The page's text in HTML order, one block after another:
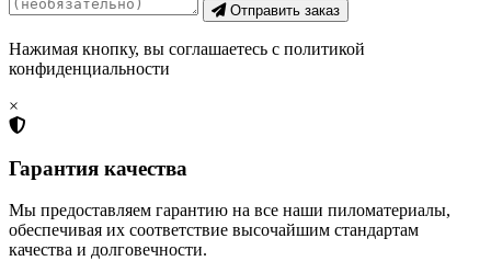
Отправить заказ
Нажимая кнопку, вы соглашаетесь с политикой
конфиденциальности
×
Гарантия качества
Мы предоставляем гарантию на все наши пиломатериалы,
обеспечивая их соответствие высочайшим стандартам
качества и долговечности.